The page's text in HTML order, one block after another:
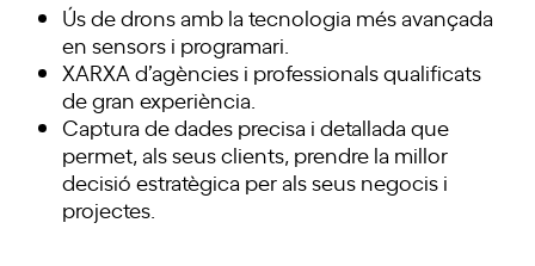
Ús de drons amb la tecnologia més avançada
en sensors i programari.
XARXA d’agències i professionals qualificats
de gran experiència.
Captura de dades precisa i detallada que
permet, als seus clients, prendre la millor
decisió estratègica per als seus negocis i
projectes.